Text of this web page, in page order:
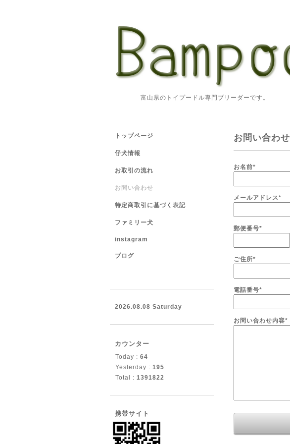
富山県のトイプードル専門ブリーダーです。
お問い合わせ
お名前*
メールアドレス*
郵便番号*
ご住所*
電話番号*
お問い合わせ内容*
トップページ
仔犬情報
お取引の流れ
お問い合わせ
特定商取引に基づく表記
ファミリー犬
instagram
ブログ
2026.08.08 Saturday
カウンター
Today : 64
Yesterday : 195
Total : 1391822
携帯サイト